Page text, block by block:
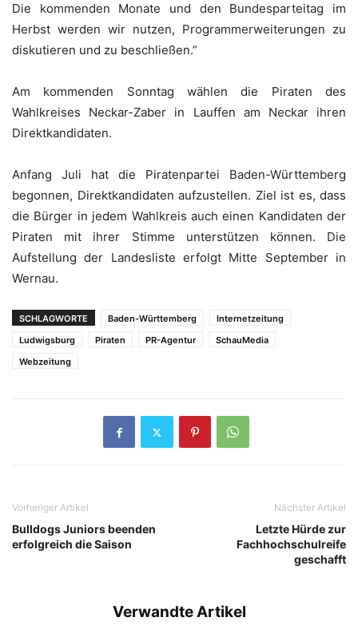
Die kommenden Monate und den Bundesparteitag im
Herbst werden wir nutzen, Programmerweiterungen zu
diskutieren und zu beschließen.”
Am kommenden Sonntag wählen die Piraten des
Wahlkreises Neckar-Zaber in Lauffen am Neckar ihren
Direktkandidaten.
Anfang Juli hat die Piratenpartei Baden-Württemberg
begonnen, Direktkandidaten aufzustellen. Ziel ist es, dass
die Bürger in jedem Wahlkreis auch einen Kandidaten der
Piraten mit ihrer Stimme unterstützen können. Die
Aufstellung der Landesliste erfolgt Mitte September in
Wernau.
SCHLAGWORTE Baden-Württemberg
Internetzeitung
Ludwigsburg
Piraten PR-Agentur
SchauMedia
Webzeitung
Vorheriger Artikel
Bulldogs Juniors beenden
erfolgreich die Saison
Nächster Artikel
Letzte Hürde zur
Fachhochschulreife
geschafft
Verwandte Artikel